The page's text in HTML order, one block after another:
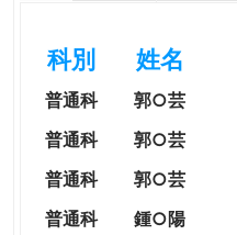
科別 姓名
普通科 郭○芸
普通科
郭○芸
普通科
郭○芸
普通科
鍾○陽